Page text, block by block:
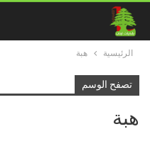
الرئيسية هبة
تصفح الوسم
هبة